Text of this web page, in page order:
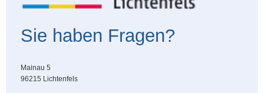
Sie haben Fragen?
Mainau 5
96215 Lichtenfels